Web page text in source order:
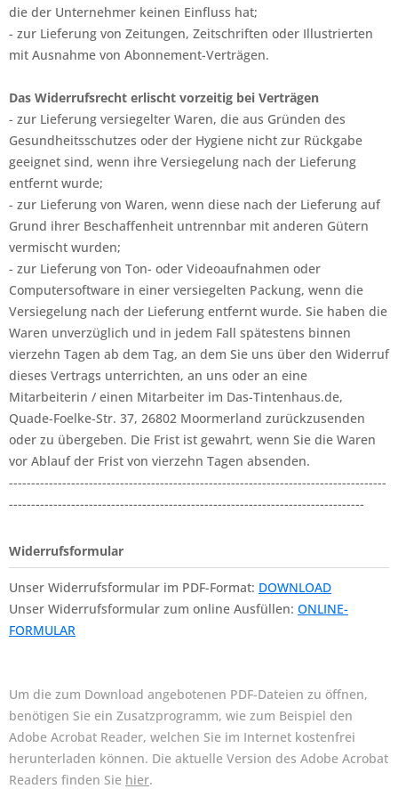
die der Unternehmer keinen Einfluss hat;
- zur Lieferung von Zeitungen, Zeitschriften oder Illustrierten
mit Ausnahme von Abonnement-Verträgen.
Das Widerrufsrecht erlischt vorzeitig bei Verträgen
- zur Lieferung versiegelter Waren, die aus Gründen des
Gesundheitsschutzes oder der Hygiene nicht zur Rückgabe
geeignet sind, wenn ihre Versiegelung nach der Lieferung
entfernt wurde;
- zur Lieferung von Waren, wenn diese nach der Lieferung auf
Grund ihrer Beschaffenheit untrennbar mit anderen Gütern
vermischt wurden;
- zur Lieferung von Ton- oder Videoaufnahmen oder
Computersoftware in einer versiegelten Packung, wenn die
Versiegelung nach der Lieferung entfernt wurde. Sie haben die
Waren unverzüglich und in jedem Fall spätestens binnen
vierzehn Tagen ab dem Tag, an dem Sie uns über den Widerruf
dieses Vertrags unterrichten, an uns oder an eine
Mitarbeiterin / einen Mitarbeiter im Das-Tintenhaus.de,
Quade-Foelke-Str. 37, 26802 Moormerland zurückzusenden
oder zu übergeben. Die Frist ist gewahrt, wenn Sie die Waren
vor Ablauf der Frist von vierzehn Tagen absenden.
-------------------------------------------------------------------------------------
--------------------------------------------------------------------------------
Widerrufsformular
Unser Widerrufsformular im PDF-Format: DOWNLOAD
Unser Widerrufsformular zum online Ausfüllen: ONLINE-
FORMULAR
Um die zum Download angebotenen PDF-Dateien zu öffnen,
benötigen Sie ein Zusatzprogramm, wie zum Beispiel den
Adobe Acrobat Reader, welchen Sie im Internet kostenfrei
herunterladen können. Die aktuelle Version des Adobe Acrobat
Readers finden Sie hier.